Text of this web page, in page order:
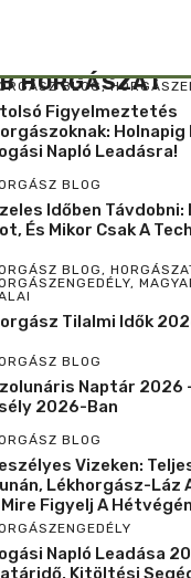
HORGÁSZAT
BLOG,
Figyelmeztetés
Holnapig
Napló Leadásra!
BLOG
Időben Távdobni:
És Mikor Csak A
BLOG ,
,
Tilalmi Idők
BLOG
Naptár 2026
2026-Ban
BLOG
Vizeken:
Lékhorgász-Láz
Mire Figyelj A
Napló Leadása
Kitöltési